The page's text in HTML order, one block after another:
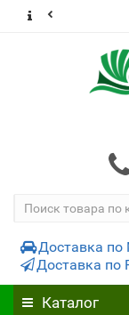
Доставка по
Доставка по
Каталог